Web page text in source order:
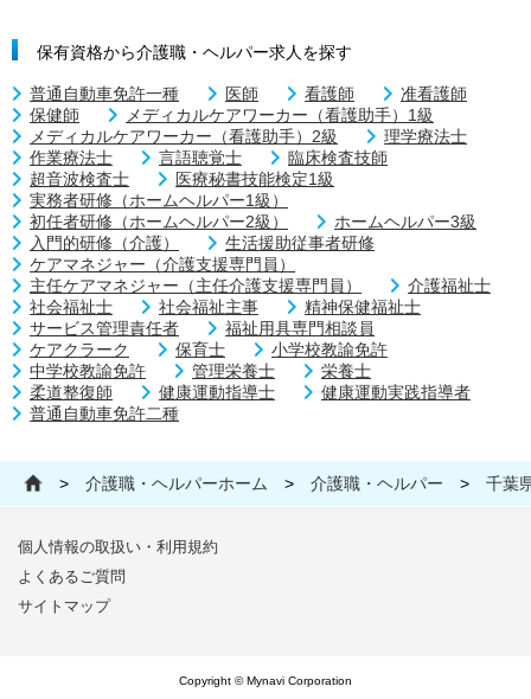
保有資格から介護職・ヘルパー求人を探す
普通自動車免許一種 医師 看護師
准看護師
保健師
メディカルケアワーカー（看護助手）1級
メディカルケアワーカー（看護助手）2級
理学療法士
作業療法士
言語聴覚士
臨床検査技師
超音波検査士
医療秘書技能検定1級
実務者研修（ホームヘルパー1級）
初任者研修（ホームヘルパー2級）
ホームヘルパー3級
入門的研修（介護）
生活援助従事者研修
ケアマネジャー（介護支援専門員）
主任ケアマネジャー（主任介護支援専門員）
介護福祉士
社会福祉士
社会福祉主事
精神保健福祉士
サービス管理責任者
福祉用具専門相談員
ケアクラーク
保育士
小学校教諭免許
中学校教諭免許
管理栄養士
栄養士
柔道整復師
健康運動指導士
健康運動実践指導者
普通自動車免許二種
> 介護職・ヘルパーホーム > 介護職・ヘルパー > 千葉
個人情報の取扱い・利用規約
よくあるご質問
サイトマップ
Copyright © Mynavi Corporation